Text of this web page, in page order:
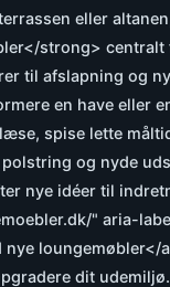
eller
strong> centralt
til afslapning og
en have eller
spise lette
og nyde
nye idéer til
" aria-
loungemøbler</
dit